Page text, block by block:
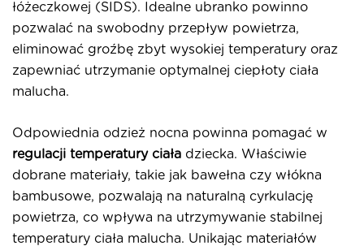
łóżeczkowej (SIDS). Idealne ubranko powinno
pozwalać na swobodny przepływ powietrza,
eliminować groźbę zbyt wysokiej temperatury oraz
zapewniać utrzymanie optymalnej ciepłoty ciała
malucha.
Odpowiednia odzież nocna powinna pomagać w
regulacji temperatury ciała dziecka. Właściwie
dobrane materiały, takie jak bawełna czy włókna
bambusowe, pozwalają na naturalną cyrkulację
powietrza, co wpływa na utrzymywanie stabilnej
temperatury ciała malucha. Unikając materiałów